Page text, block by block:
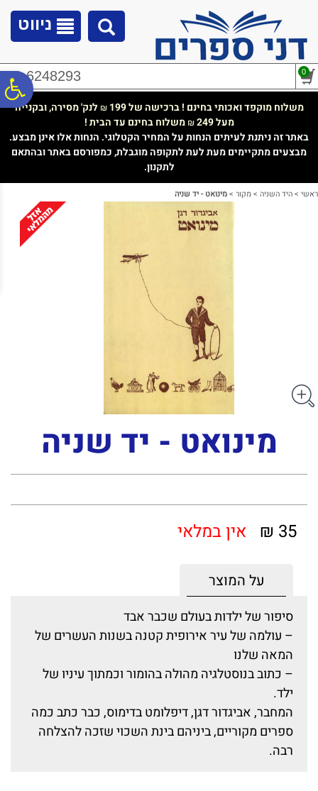
נגישות
ניווט
02-6248293 0
משלוח מוקפד ואכותי בחינם ! ברכישה של 199 ₪ לנק' מסירה, ובקנייה
מעל 249
₪משלוח בחינם עד הבית !
באתר זה ניתנת לעיתים הנחות על המחיר הקטלוגי. הנחות אלו אינן מבצע.
מבצעים מתקיימים מעת לעת לתקופה מוגבלת, כמפורסם באתר ובהתאם
לתקנון.
ראשי >היד השניה >מקור >מינואט - יד שניה
מינואט - יד שניה
35 ₪ אין במלאי
על המוצר
סיפור של ילדות בעולם שכבר אבד
– עולמה של עיר אירופית קטנה בשנות העשרים של
המאה שלנו
– כתוב בנוסטלגיה מהולה בהומור וכמתוך עיניו של
ילד.
המחבר, אביגדור דגן, דיפלומט בדימוס, כבר כתב כמה
ספרים מקוריים, ביניהם בינת השכוי שזכה להצלחה
רבה.